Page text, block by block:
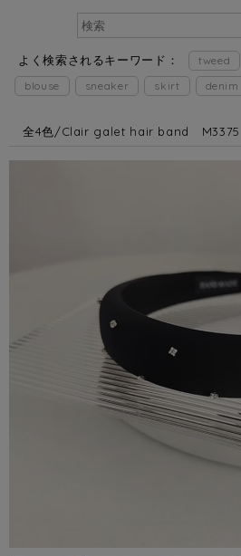
よく検索されるキーワード： tweed
blouse
sneaker skirt denim
全4色/Clair galet hair band M3375